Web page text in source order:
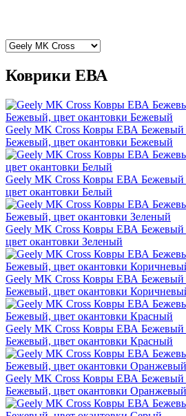
Коврики ЕВА
Geely MK Cross Ковры ЕВА Бежевый
Бежевый, цвет окантовки Бежевый
Geely MK Cross Ковры ЕВА Бежевый
цвет окантовки Белый
Geely MK Cross Ковры ЕВА Бежевый
цвет окантовки Зеленый
Geely MK Cross Ковры ЕВА Бежевый
Бежевый, цвет окантовки
Geely MK Cross Ковры ЕВА Бежевый
Бежевый, цвет окантовки Красный
Geely MK Cross Ковры ЕВА
Бежевый, цвет окантовки Оранжевый